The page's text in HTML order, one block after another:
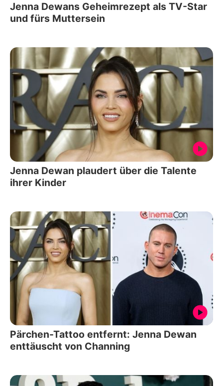
Jenna Dewans Geheimrezept als TV-Star
und fürs Muttersein
Jenna Dewan plaudert über die Talente
ihrer Kinder
Pärchen-Tattoo entfernt: Jenna Dewan
enttäuscht von Channing